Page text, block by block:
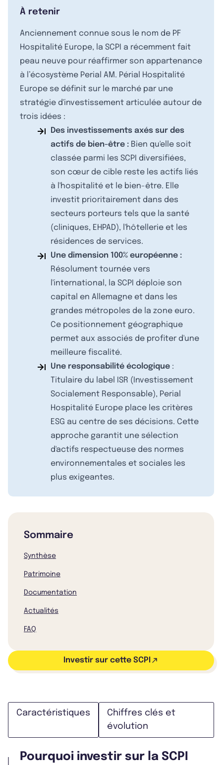
À retenir
Anciennement connue sous le nom de PF
Hospitalité Europe, la SCPI a récemment fait
peau neuve pour réaffirmer son appartenance
à l’écosystème Perial AM. Périal Hospitalité
Europe se définit sur le marché par une
stratégie d'investissement articulée autour de
trois idées :
Des investissements axés sur des
actifs de bien-être : Bien qu'elle soit
classée parmi les SCPI diversifiées,
son cœur de cible reste les actifs liés
à l'hospitalité et le bien-être. Elle
investit prioritairement dans des
secteurs porteurs tels que la santé
(cliniques, EHPAD), l'hôtellerie et les
résidences de services.
Une dimension 100% européenne :
Résolument tournée vers
l'international, la SCPI déploie son
capital en Allemagne et dans les
grandes métropoles de la zone euro.
Ce positionnement géographique
permet aux associés de profiter d'une
meilleure fiscalité.
Une responsabilité écologique :
Titulaire du label ISR (Investissement
Socialement Responsable), Perial
Hospitalité Europe place les critères
ESG au centre de ses décisions. Cette
approche garantit une sélection
d'actifs respectueuse des normes
environnementales et sociales les
plus exigeantes.
Sommaire
Synthèse
Patrimoine
Documentation
Actualités
FAQ
Investir sur cette SCPI
Caractéristiques
Chiffres clés et
évolution
Pourquoi investir sur la SCPI